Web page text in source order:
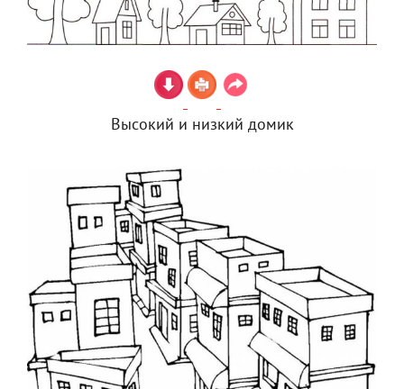
Высокий и низкий домик